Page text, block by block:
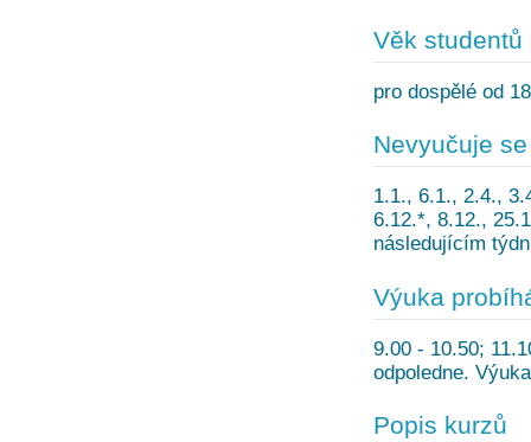
Věk studentů
pro dospělé od
Nevyučuje se
1.1., 6.1., 2.4.,
6.12.*, 8.12.,
následujícím
Výuka
9.00 - 10.50;
odpoledne.
Popis kurzů